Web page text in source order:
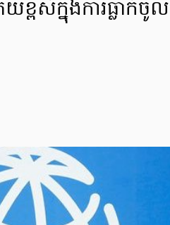
ស់ក្នុងការធ្លាក់ចូល